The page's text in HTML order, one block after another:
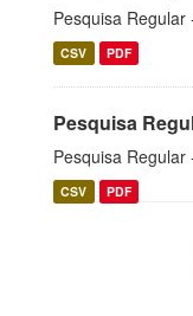
Pesquisa
CSV PDF
Pesquisa
Pesquisa
CSV PDF